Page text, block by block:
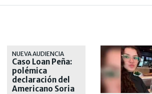
NUEVA AUDIENCIA
Caso Loan Peña:
polémica
declaración del
Americano Soria